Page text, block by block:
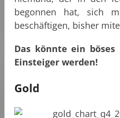
begonnen hat, sich
beschäftigen, bisher
Das könnte ein
Einsteiger werden!
Gold